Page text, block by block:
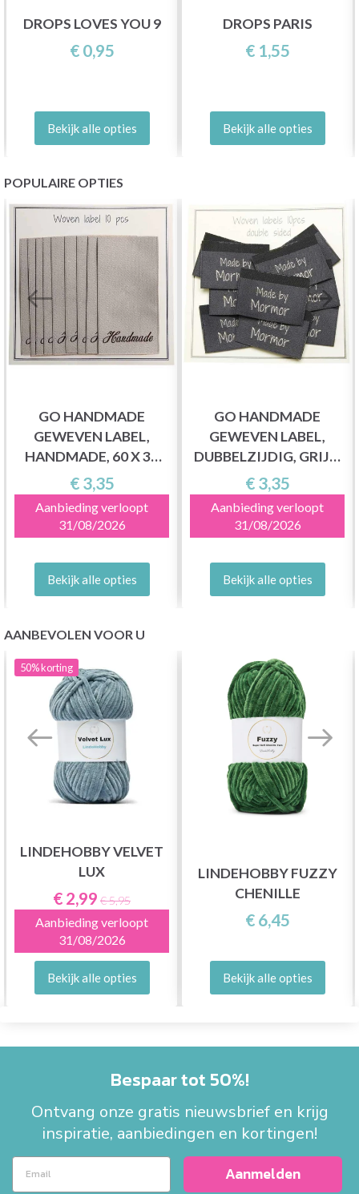
DROPS LOVES YOU 9
€ 0,95
Bekijk alle opties
DROPS PARIS
€ 1,55
Bekijk alle opties
POPULAIRE OPTIES
GO HANDMADE
GEWEVEN LABEL,
HANDMADE, 60 X 32
MM, 10 STUKS
€ 3,35
Aanbieding verloopt
31/08/2026
Bekijk alle opties
GO HANDMADE
GEWEVEN LABEL,
DUBBELZIJDIG, GRIJS,
35 X 19 MM, 10 STUKS
€ 3,35
Aanbieding verloopt
31/08/2026
Bekijk alle opties
AANBEVOLEN VOOR U
50%korting
LINDEHOBBY VELVET
LUX
€ 2,99 € 5,95
Aanbieding verloopt
31/08/2026
Bekijk alle opties
LINDEHOBBY FUZZY
CHENILLE
€ 6,45
Bekijk alle opties
Bespaar tot 50%!
Ontvang onze gratis nieuwsbrief en krijg
inspiratie, aanbiedingen en kortingen!
Aanmelden